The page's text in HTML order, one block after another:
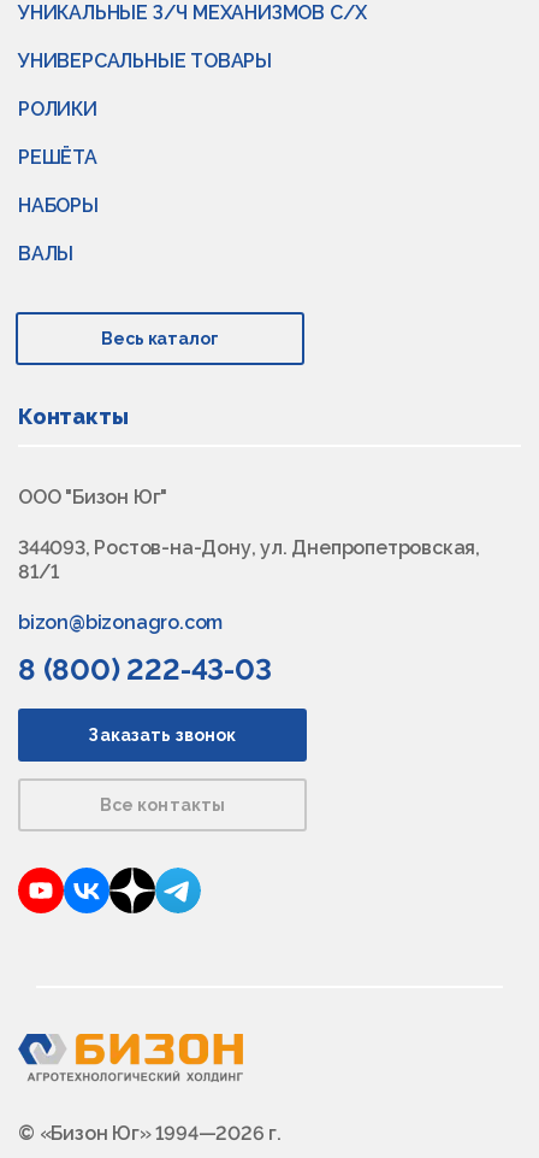
УНИКАЛЬНЫЕ З/Ч МЕХАНИЗМОВ С/Х
УНИВЕРСАЛЬНЫЕ ТОВАРЫ
РОЛИКИ
РЕШЁТА
НАБОРЫ
ВАЛЫ
Весь каталог
Контакты
ООО "Бизон Юг"
344093, Ростов-на-Дону, ул. Днепропетровская,
81/1
bizon@bizonagro.com
8 (800) 222-43-03
Заказать звонок
Все контакты
YouTubeVKontakte
DzenTelegram
© «Бизон Юг» 1994—2026 г.